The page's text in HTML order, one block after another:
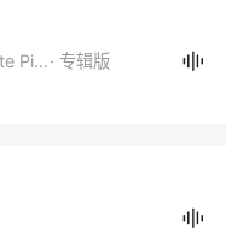
· Passionate Piano· 专辑版